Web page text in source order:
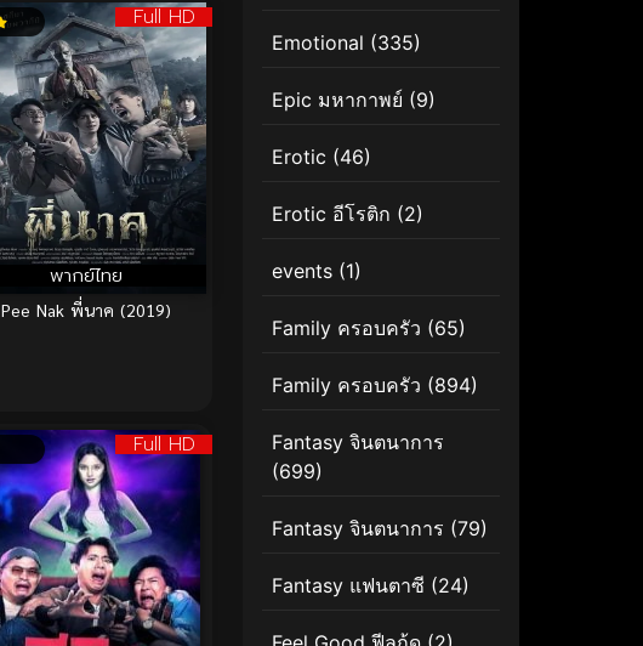
Full HD
พากย์ไทย
Pee Nak พี่นาค (2019)
Full HD
Emotional (335)
Epic มหากาพย์ (9)
Erotic (46)
Erotic อีโรติก (2)
events (1)
Family ครอบครัว (65)
Family ครอบครัว (894)
Fantasy จินตนาการ
(699)
Fantasy จินตนาการ (79)
Fantasy แฟนตาซี (24)